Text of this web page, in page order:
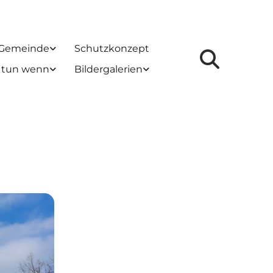
Schutzkonzept
tun wenn
Bildergalerien